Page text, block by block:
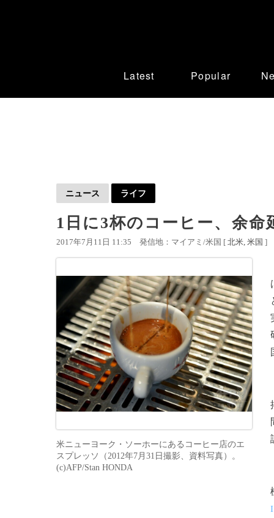
Latest Popular
ニュース ライフ
1日に3杯のコーヒー、余命
2017年7月11日 11:35 発信地：マイアミ/米国 [ 北米 米国 ]
米ニューヨーク・ソーホーにあるコーヒー店のエ
スプレッソ（2012年7月31日撮影、資料写真）。
(c)AFP/Stan HONDA